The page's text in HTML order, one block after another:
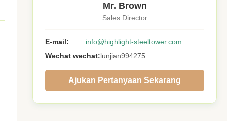
Mr. Brown
Sales Director
E-mail:
info@highlight-steeltower.com
Wechat wechat:lunjian994275
Ajukan Pertanyaan Sekarang